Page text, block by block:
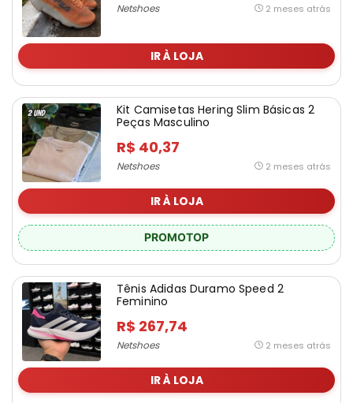
Netshoes 2 meses atrás
IR À LOJA
Kit Camisetas Hering Slim Básicas 2
Peças Masculino
R$ 40,37
Netshoes 2 meses atrás
IR À LOJA
PROMOTOP
Tênis Adidas Duramo Speed 2
Feminino
R$ 267,74
Netshoes 2 meses atrás
IR À LOJA